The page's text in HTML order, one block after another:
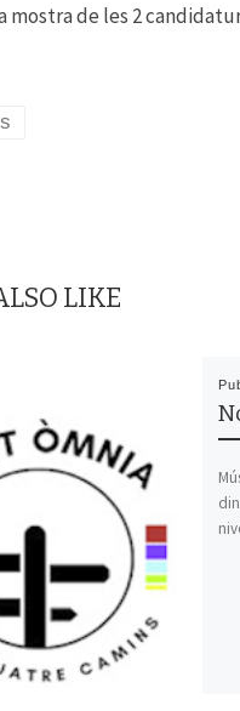
mostra de les 2
LIKE